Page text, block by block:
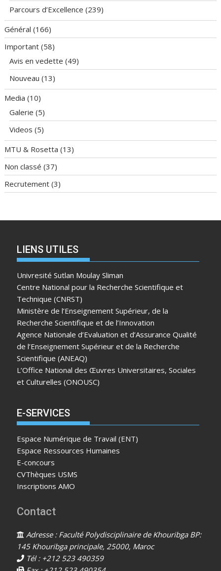
Parcours d’Excellence (239)
Général (166)
Important (58)
Avis en vedette (49)
Nouveau (13)
Media (10)
Galerie (5)
Videos (5)
MTU & Rosetta (13)
Non classé (37)
Recrutement (3)
LIENS UTILES
Univresité Sutlan Moulay Sliman
Centre National pour la Recherche Scientifique et
Technique (CNRST)
Ministère de l’Enseignement Supérieur, de la
Recherche Scientifique et de l’Innovation
Agence Nationale d’Evaluation et d’Assurance Qualité
de l’Enseignement Supérieur et de la Recherche
Scientifique (ANEAQ)
L’Office National des Œuvres Universitaires, Sociales
et Culturelles (ONOUSC)
E-SERVICES
Espace Numérique de Travail (ENT)
Espace Ressources Humaines
E-concours
CVThèques USMS
Inscriptions AMO
Contact
Adresse : Faculté Polydisciplinaire de Khouribga BP:
145 Khouribga principale, 25000, Maroc
Tél : +212 523 490359